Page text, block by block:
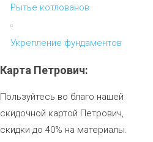
Рытье котлованов
Укрепление фундаментов
Карта Петрович:
Пользуйтесь во благо нашей
скидочной картой Петрович,
скидки до 40% на материалы.